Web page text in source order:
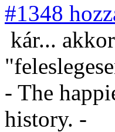
#1348
kár...
- The
history. -